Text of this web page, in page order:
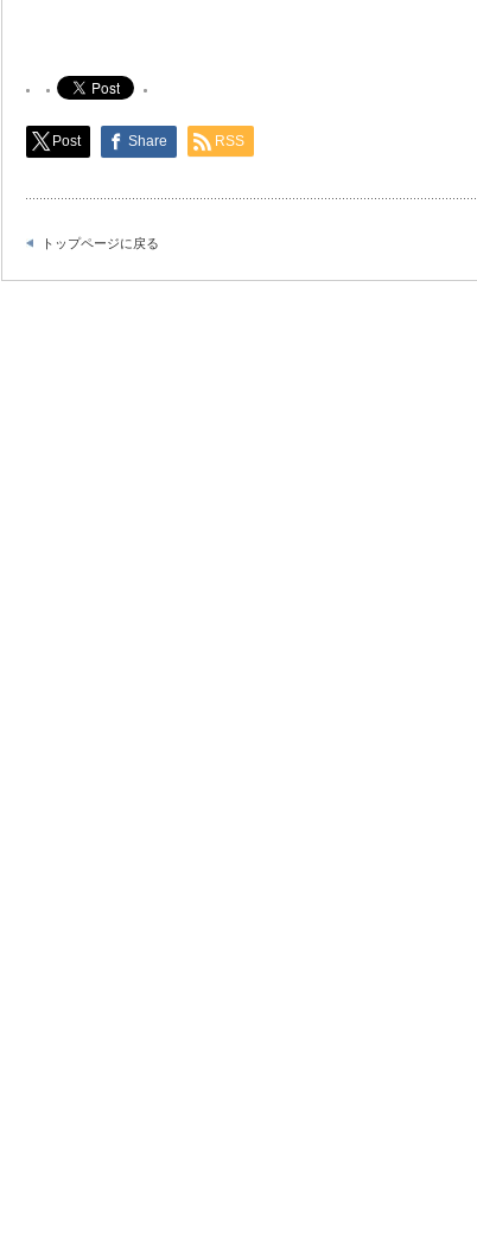
Post Share RSS
トップページに戻る